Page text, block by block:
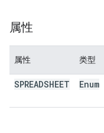
属性
属性 类型
SPREADSHEET Enum